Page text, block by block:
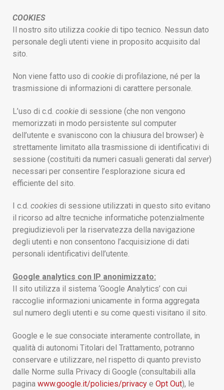
COOKIES
Il nostro sito utilizza cookie di tipo tecnico. Nessun dato
personale degli utenti viene in proposito acquisito dal
sito.
Non viene fatto uso di cookie di profilazione, né per la
trasmissione di informazioni di carattere personale.
L’uso di c.d. cookie di sessione (che non vengono
memorizzati in modo persistente sul computer
dell’utente e svaniscono con la chiusura del browser) è
strettamente limitato alla trasmissione di identificativi di
sessione (costituiti da numeri casuali generati dal server)
necessari per consentire l’esplorazione sicura ed
efficiente del sito.
I c.d. cookies di sessione utilizzati in questo sito evitano
il ricorso ad altre tecniche informatiche potenzialmente
pregiudizievoli per la riservatezza della navigazione
degli utenti e non consentono l’acquisizione di dati
personali identificativi dell’utente.
Google analytics con IP anonimizzato:
Il sito utilizza il sistema ‘Google Analytics’ con cui
raccoglie informazioni unicamente in forma aggregata
sul numero degli utenti e su come questi visitano il sito.
Google e le sue consociate interamente controllate, in
qualità di autonomi Titolari del Trattamento, potranno
conservare e utilizzare, nel rispetto di quanto previsto
dalle Norme sulla Privacy di Google (consultabili alla
pagina www.google.it/policies/privacy e Opt Out), le